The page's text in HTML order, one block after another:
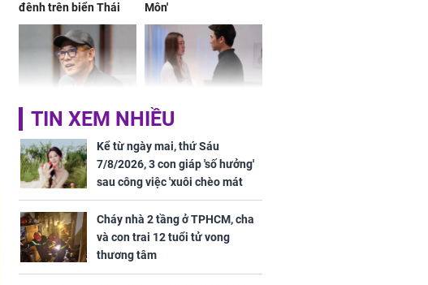
đênh trên biển Thái
Bình Dương
Môn'
Lý Liên Kiệt lên tiếng
sau tin đồn thay tim,
cởi áo chứng minh sức
khỏe
Cô gái bị ép đi xem
mắt, nhưng vừa thấy
đối tượng mai mối thì
đỏ mặt ‘đứng hình’
TIN XEM NHIỀU
Kể từ ngày mai, thứ Sáu
7/8/2026, 3 con giáp 'số hưởng'
sau công việc 'xuôi chèo mát
mái', tiền tài 'thu về như nước',
tình duyên viên mãn
Cháy nhà 2 tầng ở TPHCM, cha
và con trai 12 tuổi tử vong
thương tâm